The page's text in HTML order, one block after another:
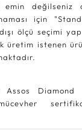
emin
için
ölçü seçimi
üretim istenen
Assos Diamond